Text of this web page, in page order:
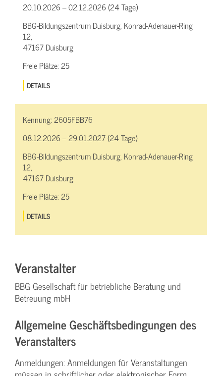
20.10.2026 – 02.12.2026 (24 Tage)
BBG-Bildungszentrum Duisburg, Konrad-Adenauer-Ring
12,
47167 Duisburg
Freie Plätze:25
DETAILS
Kennung:2605FBB76
08.12.2026 – 29.01.2027 (24 Tage)
BBG-Bildungszentrum Duisburg, Konrad-Adenauer-Ring
12,
47167 Duisburg
Freie Plätze:25
DETAILS
Veranstalter
BBG Gesellschaft für betriebliche Beratung und
Betreuung mbH
Allgemeine Geschäftsbedingungen des
Veranstalters
Anmeldungen: Anmeldungen für Veranstaltungen